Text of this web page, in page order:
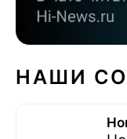
НАШИ